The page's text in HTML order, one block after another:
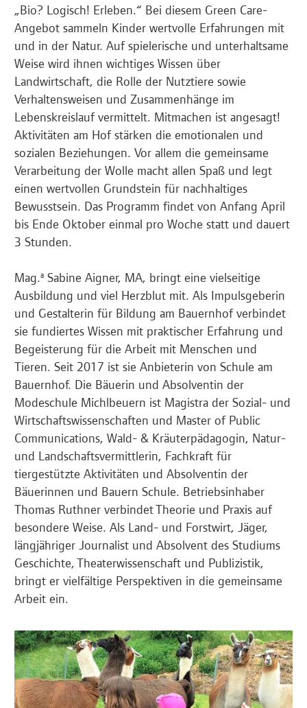
„Bio? Logisch! Erleben.“ Bei diesem Green Care-
Angebot sammeln Kinder wertvolle Erfahrungen mit
und in der Natur. Auf spielerische und unterhaltsame
Weise wird ihnen wichtiges Wissen über
Landwirtschaft, die Rolle der Nutztiere sowie
Verhaltensweisen und Zusammenhänge im
Lebenskreislauf vermittelt. Mitmachen ist angesagt!
Aktivitäten am Hof stärken die emotionalen und
sozialen Beziehungen. Vor allem die gemeinsame
Verarbeitung der Wolle macht allen Spaß und legt
einen wertvollen Grundstein für nachhaltiges
Bewusstsein. Das Programm findet von Anfang April
bis Ende Oktober einmal pro Woche statt und dauert
3 Stunden.
Mag.a Sabine Aigner, MA, bringt eine vielseitige
Ausbildung und viel Herzblut mit. Als Impulsgeberin
und Gestalterin für Bildung am Bauernhof verbindet
sie fundiertes Wissen mit praktischer Erfahrung und
Begeisterung für die Arbeit mit Menschen und
Tieren. Seit 2017 ist sie Anbieterin von Schule am
Bauernhof. Die Bäuerin und Absolventin der
Modeschule Michlbeuern ist Magistra der Sozial- und
Wirtschaftswissenschaften und Master of Public
Communications, Wald- & Kräuterpädagogin, Natur-
und Landschaftsvermittlerin, Fachkraft für
tiergestützte Aktivitäten und Absolventin der
Bäuerinnen und Bauern Schule. Betriebsinhaber
Thomas Ruthner verbindet Theorie und Praxis auf
besondere Weise. Als Land- und Forstwirt, Jäger,
längjähriger Journalist und Absolvent des Studiums
Geschichte, Theaterwissenschaft und Publizistik,
bringt er vielfältige Perspektiven in die gemeinsame
Arbeit ein.